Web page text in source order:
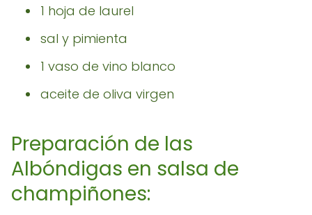
1 hoja de laurel
sal y pimienta
1 vaso de vino blanco
aceite de oliva virgen
Preparación de las
Albóndigas en salsa de
champiñones: